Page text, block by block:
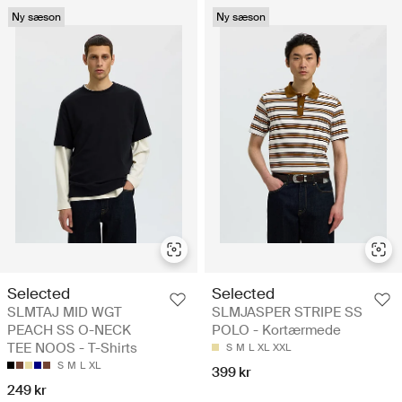
Ny sæson
Selected
SLMTAJ MID WGT
PEACH SS O-NECK
TEE NOOS - T-Shirts
S M L XL
249 kr
Ny sæson
Selected
SLMJASPER STRIPE SS
POLO - Kortærmede
S M L XL XXL
399 kr